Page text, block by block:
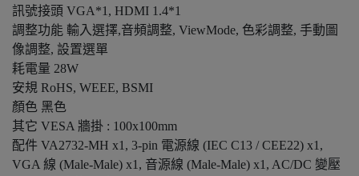
訊號接頭 VGA*1, HDMI 1.4*1
調整功能 輸入選擇,音頻調整, ViewMode, 色彩調整, 手動圖
像調整, 設置選單
耗電量 28W
安規 RoHS, WEEE, BSMI
顏色 黑色
其它 VESA 牆掛 : 100x100mm
配件 VA2732-MH x1, 3-pin 電源線 (IEC C13 / CEE22) x1,
VGA 線 (Male-Male) x1, 音源線 (Male-Male) x1, AC/DC 變壓